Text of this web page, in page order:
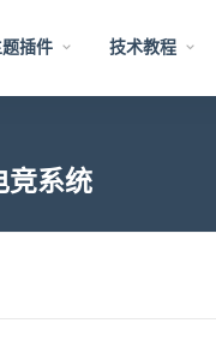
插件 技术教程
竞系统